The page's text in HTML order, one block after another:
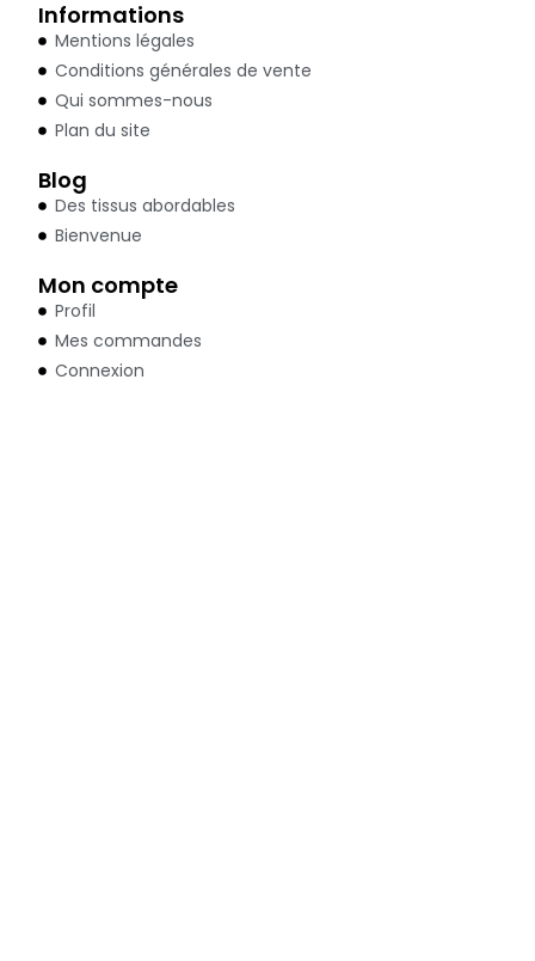
Informations
Mentions légales
Conditions générales de vente
Qui sommes-nous
Plan du site
Blog
Des tissus abordables
Bienvenue
Mon compte
Profil
Mes commandes
Connexion